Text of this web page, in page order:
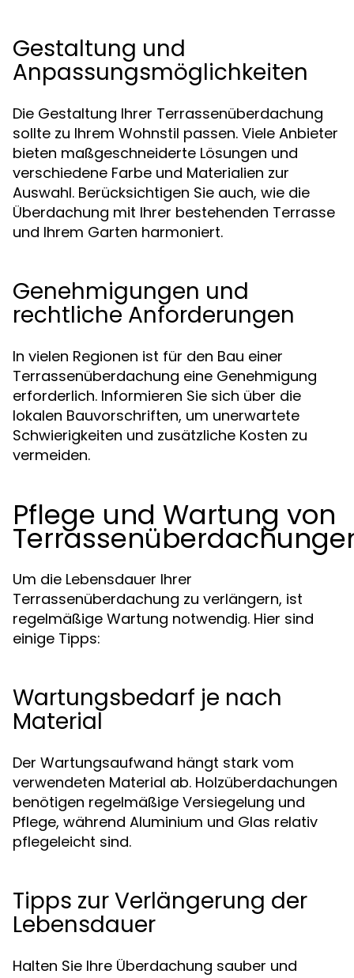
Gestaltung und
Anpassungsmöglichkeiten
Die Gestaltung Ihrer Terrassenüberdachung
sollte zu Ihrem Wohnstil passen. Viele Anbieter
bieten maßgeschneiderte Lösungen und
verschiedene Farbe und Materialien zur
Auswahl. Berücksichtigen Sie auch, wie die
Überdachung mit Ihrer bestehenden Terrasse
und Ihrem Garten harmoniert.
Genehmigungen und
rechtliche Anforderungen
In vielen Regionen ist für den Bau einer
Terrassenüberdachung eine Genehmigung
erforderlich. Informieren Sie sich über die
lokalen Bauvorschriften, um unerwartete
Schwierigkeiten und zusätzliche Kosten zu
vermeiden.
Pflege und Wartung von
Um die Lebensdauer Ihrer
Terrassenüberdachung zu verlängern, ist
regelmäßige Wartung notwendig. Hier sind
einige Tipps:
Wartungsbedarf je nach
Material
Der Wartungsaufwand hängt stark vom
verwendeten Material ab. Holzüberdachungen
benötigen regelmäßige Versiegelung und
Pflege, während Aluminium und Glas relativ
pflegeleicht sind.
Tipps zur Verlängerung der
Lebensdauer
Halten Sie Ihre Überdachung sauber und